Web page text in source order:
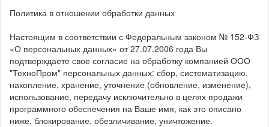
Политика в отношении обработки данных
Настоящим в соответствии с Федеральным законом № 152-ФЗ
«О персональных данных» от 27.07.2006 года Вы
подтверждаете свое согласие на обработку компанией ООО
"ТехноПром" персональных данных: сбор, систематизацию,
накопление, хранение, уточнение (обновление, изменение),
использование, передачу исключительно в целях продажи
программного обеспечения на Ваше имя, как это описано
ниже, блокирование, обезличивание, уничтожение.